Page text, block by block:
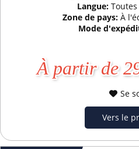
Langue:
Zone de pays: À
Mode
À partir de
Se
Vers le